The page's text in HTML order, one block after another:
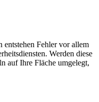
entstehen Fehler vor allem
Werden diese
auf Ihre Fläche umgelegt,